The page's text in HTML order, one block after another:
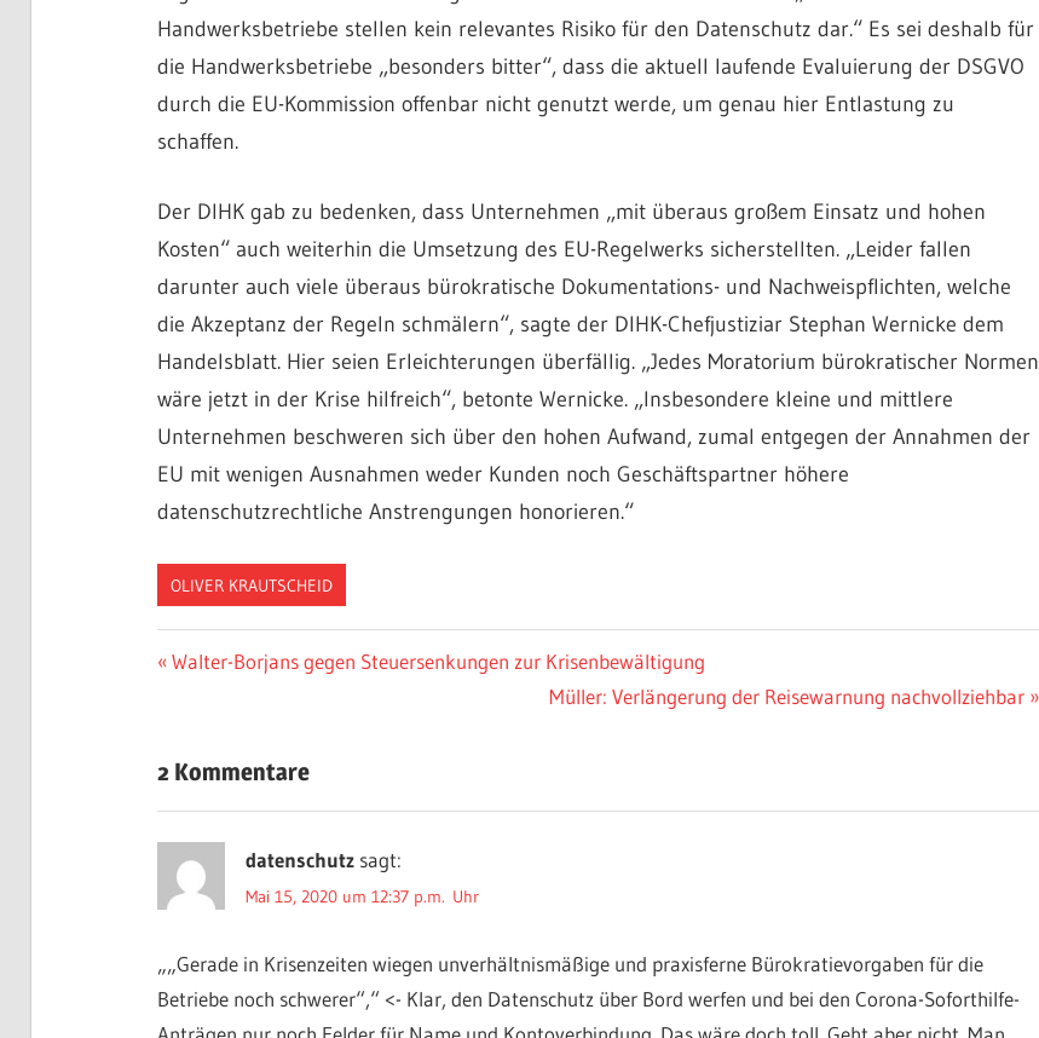
Handwerksbetriebe stellen kein relevantes Risiko für den Datenschutz dar.“ Es sei deshalb für
die Handwerksbetriebe „besonders bitter“, dass die aktuell laufende Evaluierung der DSGVO
durch die EU-Kommission offenbar nicht genutzt werde, um genau hier Entlastung zu
schaffen.
Der DIHK gab zu bedenken, dass Unternehmen „mit überaus großem Einsatz und hohen
Kosten“ auch weiterhin die Umsetzung des EU-Regelwerks sicherstellten. „Leider fallen
darunter auch viele überaus bürokratische Dokumentations- und Nachweispflichten, welche
die Akzeptanz der Regeln schmälern“, sagte der DIHK-Chefjustiziar Stephan Wernicke dem
Handelsblatt. Hier seien Erleichterungen überfällig. „Jedes Moratorium bürokratischer Normen
wäre jetzt in der Krise hilfreich“, betonte Wernicke. „Insbesondere kleine und mittlere
Unternehmen beschweren sich über den hohen Aufwand, zumal entgegen der Annahmen der
EU mit wenigen Ausnahmen weder Kunden noch Geschäftspartner höhere
datenschutzrechtliche Anstrengungen honorieren.“
OLIVER KRAUTSCHEID
Beitragsnavigation
Vorheriger
Walter-Borjans gegen Steuersenkungen zur Krisenbewältigung
Nächster
Müller: Verlängerung der Reisewarnung nachvollziehbar
2 Kommentare
datenschutz sagt:
Mai 15, 2020 um 12:37 p.m. Uhr
„„Gerade in Krisenzeiten wiegen unverhältnismäßige und praxisferne Bürokratievorgaben für die
Betriebe noch schwerer“,“ <- Klar, den Datenschutz über Bord werfen und bei den Corona-Soforthilfe-